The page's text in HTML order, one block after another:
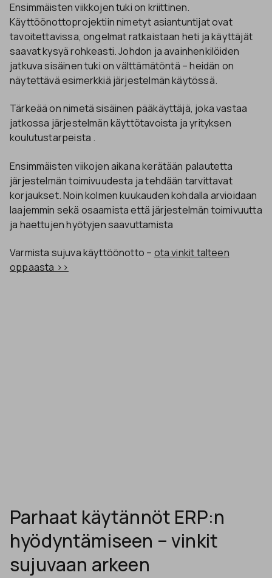
Ensimmäisten viikkojen tuki on kriittinen.
Käyttöönottoprojektiin nimetyt asiantuntijat ovat
tavoitettavissa, ongelmat ratkaistaan heti ja käyttäjät
saavat kysyä rohkeasti. Johdon ja avainhenkilöiden
jatkuva sisäinen tuki on välttämätöntä – heidän on
näytettävä esimerkkiä järjestelmän käytössä.
Tärkeää on nimetä sisäinen pääkäyttäjä, joka vastaa
jatkossa järjestelmän käyttötavoista ja yrityksen
koulutustarpeista .
Ensimmäisten viikojen aikana kerätään palautetta
järjestelmän toimivuudesta ja tehdään tarvittavat
korjaukset. Noin kolmen kuukauden kohdalla arvioidaan
laajemmin sekä osaamista että järjestelmän toimivuutta
ja haettujen hyötyjen saavuttamista
Varmista sujuva käyttöönotto – ota vinkit talteen
oppaasta >>
Parhaat käytännöt ERP:n
hyödyntämiseen – vinkit
sujuvaan arkeen